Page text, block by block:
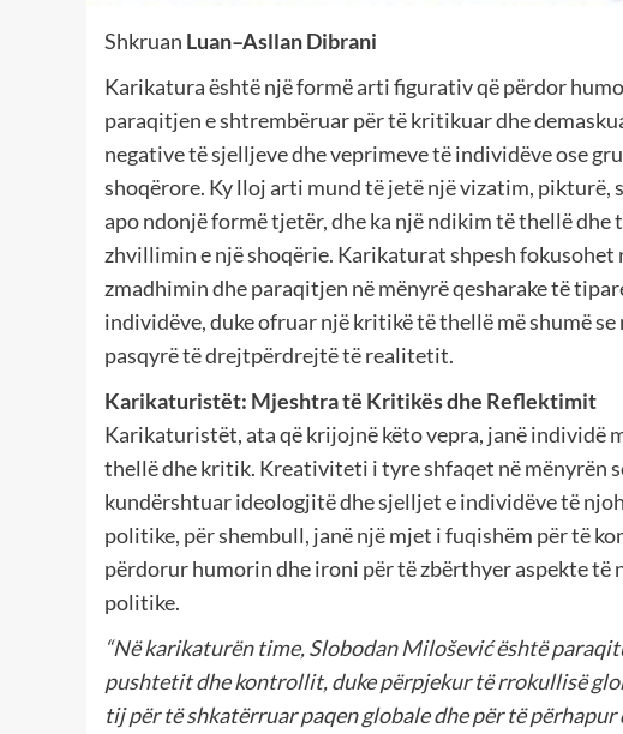
Shkruan Luan–Asllan Dibrani
Karikatura është një formë arti figurativ që përdor
paraqitjen e shtrembëruar për të kritikuar dhe
negative të sjelljeve dhe veprimeve të individëve ose
shoqërore. Ky lloj arti mund të jetë një vizatim, pikturë,
apo ndonjë formë tjetër, dhe ka një ndikim të thellë dhe
zhvillimin e një shoqërie. Karikaturat shpesh fokusohet
zmadhimin dhe paraqitjen në mënyrë qesharake të
individëve, duke ofruar një kritikë të thellë më shumë se
pasqyrë të drejtpërdrejtë të realitetit.
Karikaturistët: Mjeshtra të Kritikës dhe Reflektimit
Karikaturistët, ata që krijojnë këto vepra, janë individë
thellë dhe kritik. Kreativiteti i tyre shfaqet në mënyrën
kundërshtuar ideologjitë dhe sjelljet e individëve të
politike, për shembull, janë një mjet i fuqishëm për të
përdorur humorin dhe ironi për të zbërthyer aspekte të
politike.
“Në karikaturën time, Slobodan Milošević është
pushtetit dhe kontrollit, duke përpjekur të rrokullisë
tij për të shkatërruar paqen globale dhe për të